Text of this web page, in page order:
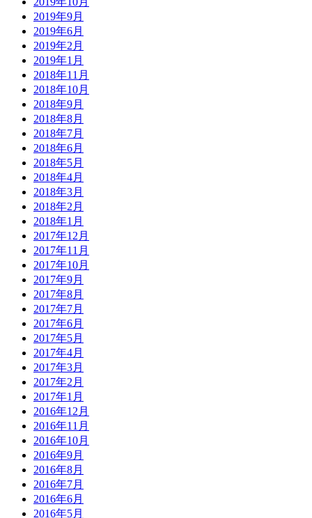
2019年9月
2019年6月
2019年2月
2019年1月
2018年11月
2018年10月
2018年9月
2018年8月
2018年7月
2018年6月
2018年5月
2018年4月
2018年3月
2018年2月
2018年1月
2017年12月
2017年11月
2017年10月
2017年9月
2017年8月
2017年7月
2017年6月
2017年5月
2017年4月
2017年3月
2017年2月
2017年1月
2016年12月
2016年11月
2016年10月
2016年9月
2016年8月
2016年7月
2016年6月
2016年5月